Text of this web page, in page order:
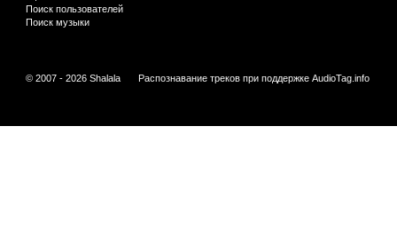
Поиск пользователей
Поиск музыки
© 2007 - 2026 Shalala Распознавание треков при поддержке AudioTag.info